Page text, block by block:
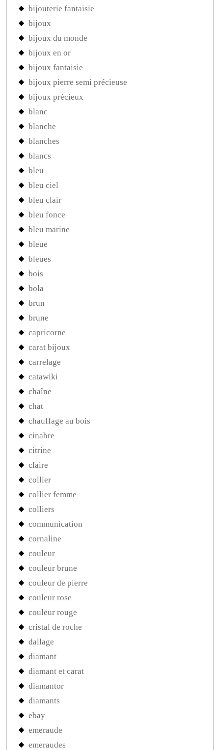
bijouterie fantaisie
bijoux
bijoux du monde
bijoux en or
bijoux fantaisie
bijoux pierre semi précieuse
bijoux précieux
blanc
blanche
blanches
blancs
bleu
bleu ciel
bleu clair
bleu fonce
bleu marine
bleue
bleues
bois
bola
brun
brune
capricorne
carat bijoux
carrelage
catawiki
chaîne
chat
chauffage au bois
cinabre
citrine
claire
collier
collier femme
colliers
communication
cornaline
couleur
couleur brune
couleur de pierre
couleur rose
couleur rouge
cristal de roche
dallage
diamant
diamant et carat
diamantor
diamants
ebay
emeraude
emeraudes